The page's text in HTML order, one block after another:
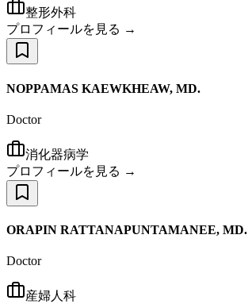
整形外科
プロフィールを見る →
NOPPAMAS KAEWKHEAW, MD.
Doctor
消化器病学
プロフィールを見る →
ORAPIN RATTANAPUNTAMANEE, MD.
Doctor
産婦人科